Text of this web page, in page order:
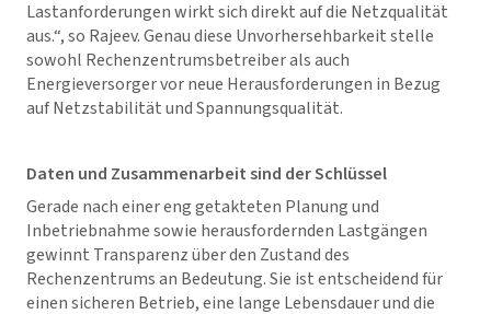
Lastanforderungen wirkt sich direkt auf die Netzqualität
aus.“, so Rajeev. Genau diese Unvorhersehbarkeit stelle
sowohl Rechenzentrumsbetreiber als auch
Energieversorger vor neue Herausforderungen in Bezug
auf Netzstabilität und Spannungsqualität.
Daten und Zusammenarbeit sind der Schlüssel
Gerade nach einer eng getakteten Planung und
Inbetriebnahme sowie herausfordernden Lastgängen
gewinnt Transparenz über den Zustand des
Rechenzentrums an Bedeutung. Sie ist entscheidend für
einen sicheren Betrieb, eine lange Lebensdauer und die